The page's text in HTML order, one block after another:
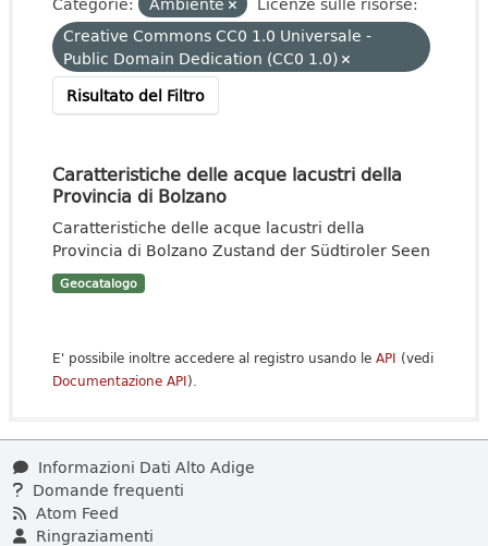
Creative Commons CC0 1.0 Universale -
Public Domain Dedication (CC0 1.0)
Risultato del Filtro
Caratteristiche delle acque lacustri della
Provincia di Bolzano
Caratteristiche delle acque lacustri della
Provincia di Bolzano Zustand der Südtiroler Seen
Geocatalogo
E' possibile inoltre accedere al registro usando le API (vedi
Documentazione API).
Informazioni Dati Alto Adige
Domande frequenti
Atom Feed
Ringraziamenti